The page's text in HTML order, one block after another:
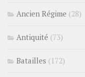
Ancien Régime (28)
Antiquité (73)
Batailles (172)